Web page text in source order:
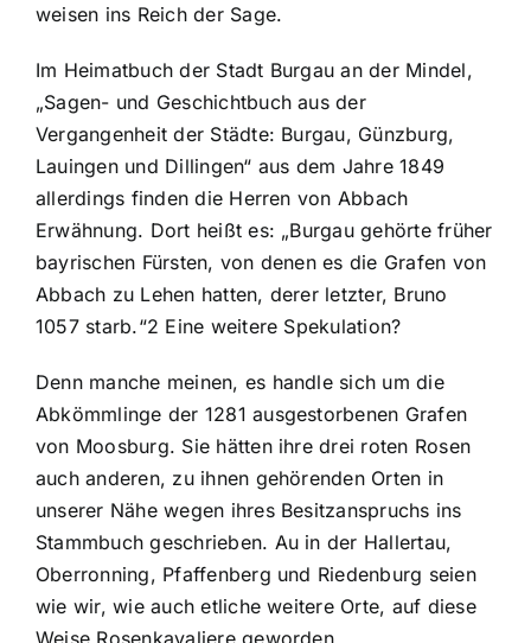
weisen ins Reich der Sage.
Im Heimatbuch der Stadt Burgau an der Mindel,
„Sagen- und Geschichtbuch aus der
Vergangenheit der Städte: Burgau, Günzburg,
Lauingen und Dillingen“ aus dem Jahre 1849
allerdings finden die Herren von Abbach
Erwähnung. Dort heißt es: „Burgau gehörte früher
bayrischen Fürsten, von denen es die Grafen von
Abbach zu Lehen hatten, derer letzter, Bruno
1057 starb.“2 Eine weitere Spekulation?
Denn manche meinen, es handle sich um die
Abkömmlinge der 1281 ausgestorbenen Grafen
von Moosburg. Sie hätten ihre drei roten Rosen
auch anderen, zu ihnen gehörenden Orten in
unserer Nähe wegen ihres Besitzanspruchs ins
Stammbuch geschrieben. Au in der Hallertau,
Oberronning, Pfaffenberg und Riedenburg seien
wie wir, wie auch etliche weitere Orte, auf diese
Weise Rosenkavaliere geworden.